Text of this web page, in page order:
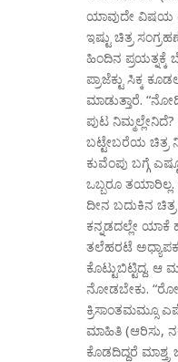
ಯಾವುದೇ ವಿಷಯ
ಇಷ್ಟು ಚಿತ್ರ
ಹಿಂದಿನ ಪ್ರಯತ್ನಕ್ಕೆ
ಪ್ರಾಜೆಕ್ಟು ಸಿಕ್ಕ
ಮಾಡುತ್ತಾರೆ.
ಪುಟ
ಬಟ್ಟೇಬರೆಯ ಚಿತ್ರ
ಕುವೆಂಪು ಬಗ್ಗೆ
ಒಬ್ಬರೂ
ದೀನ ಬದುಕಿನ
ಕನ್ನಡದಲ್ಲೇ
ತಲೆಹರಟೆ ಅಧ್ಯಾಪಕ
ಕೊಟ್ಟುಬಿಟ್ಟಿದ್ದ. ಆ
ನೋಡಬೇಕು.
ಕ್ರಿಸಾಂತಮಮ್ಸೂ
ಮಾಹಿತಿ (ಆರಿಸು,
ಕೊಡದಿದ್ದರೆ ಮಾಶ್ತ್ರ